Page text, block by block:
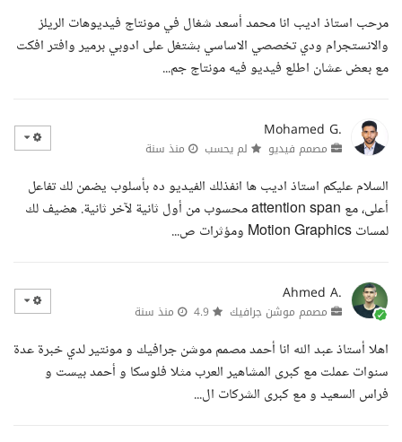
مرحب استاذ اديب انا محمد أسعد شغال في مونتاج فيديوهات الريلز
والانستجرام ودي تخصصي الاساسي بشتغل على ادوبي برمير وافتر افكت
مع بعض عشان اطلع فيديو فيه مونتاج جم...
Mohamed G.
مصمم فيديو لم يحسب منذ سنة
السلام عليكم استاذ اديب ها انفذلك الفيديو ده بأسلوب يضمن لك تفاعل
أعلى، مع attention span محسوب من أول ثانية لآخر ثانية. هضيف لك
لمسات Motion Graphics ومؤثرات ص...
Ahmed A.
مصمم موشن جرافيك منذ سنة
اهلا أستاذ عبد الله انا أحمد مصمم موشن جرافيك و مونتير لدي خبرة عدة
سنوات عملت مع كبرى المشاهير العرب مثلا فلوسكا و أحمد بيست و
فراس السعيد و مع كبرى الشركات ال...